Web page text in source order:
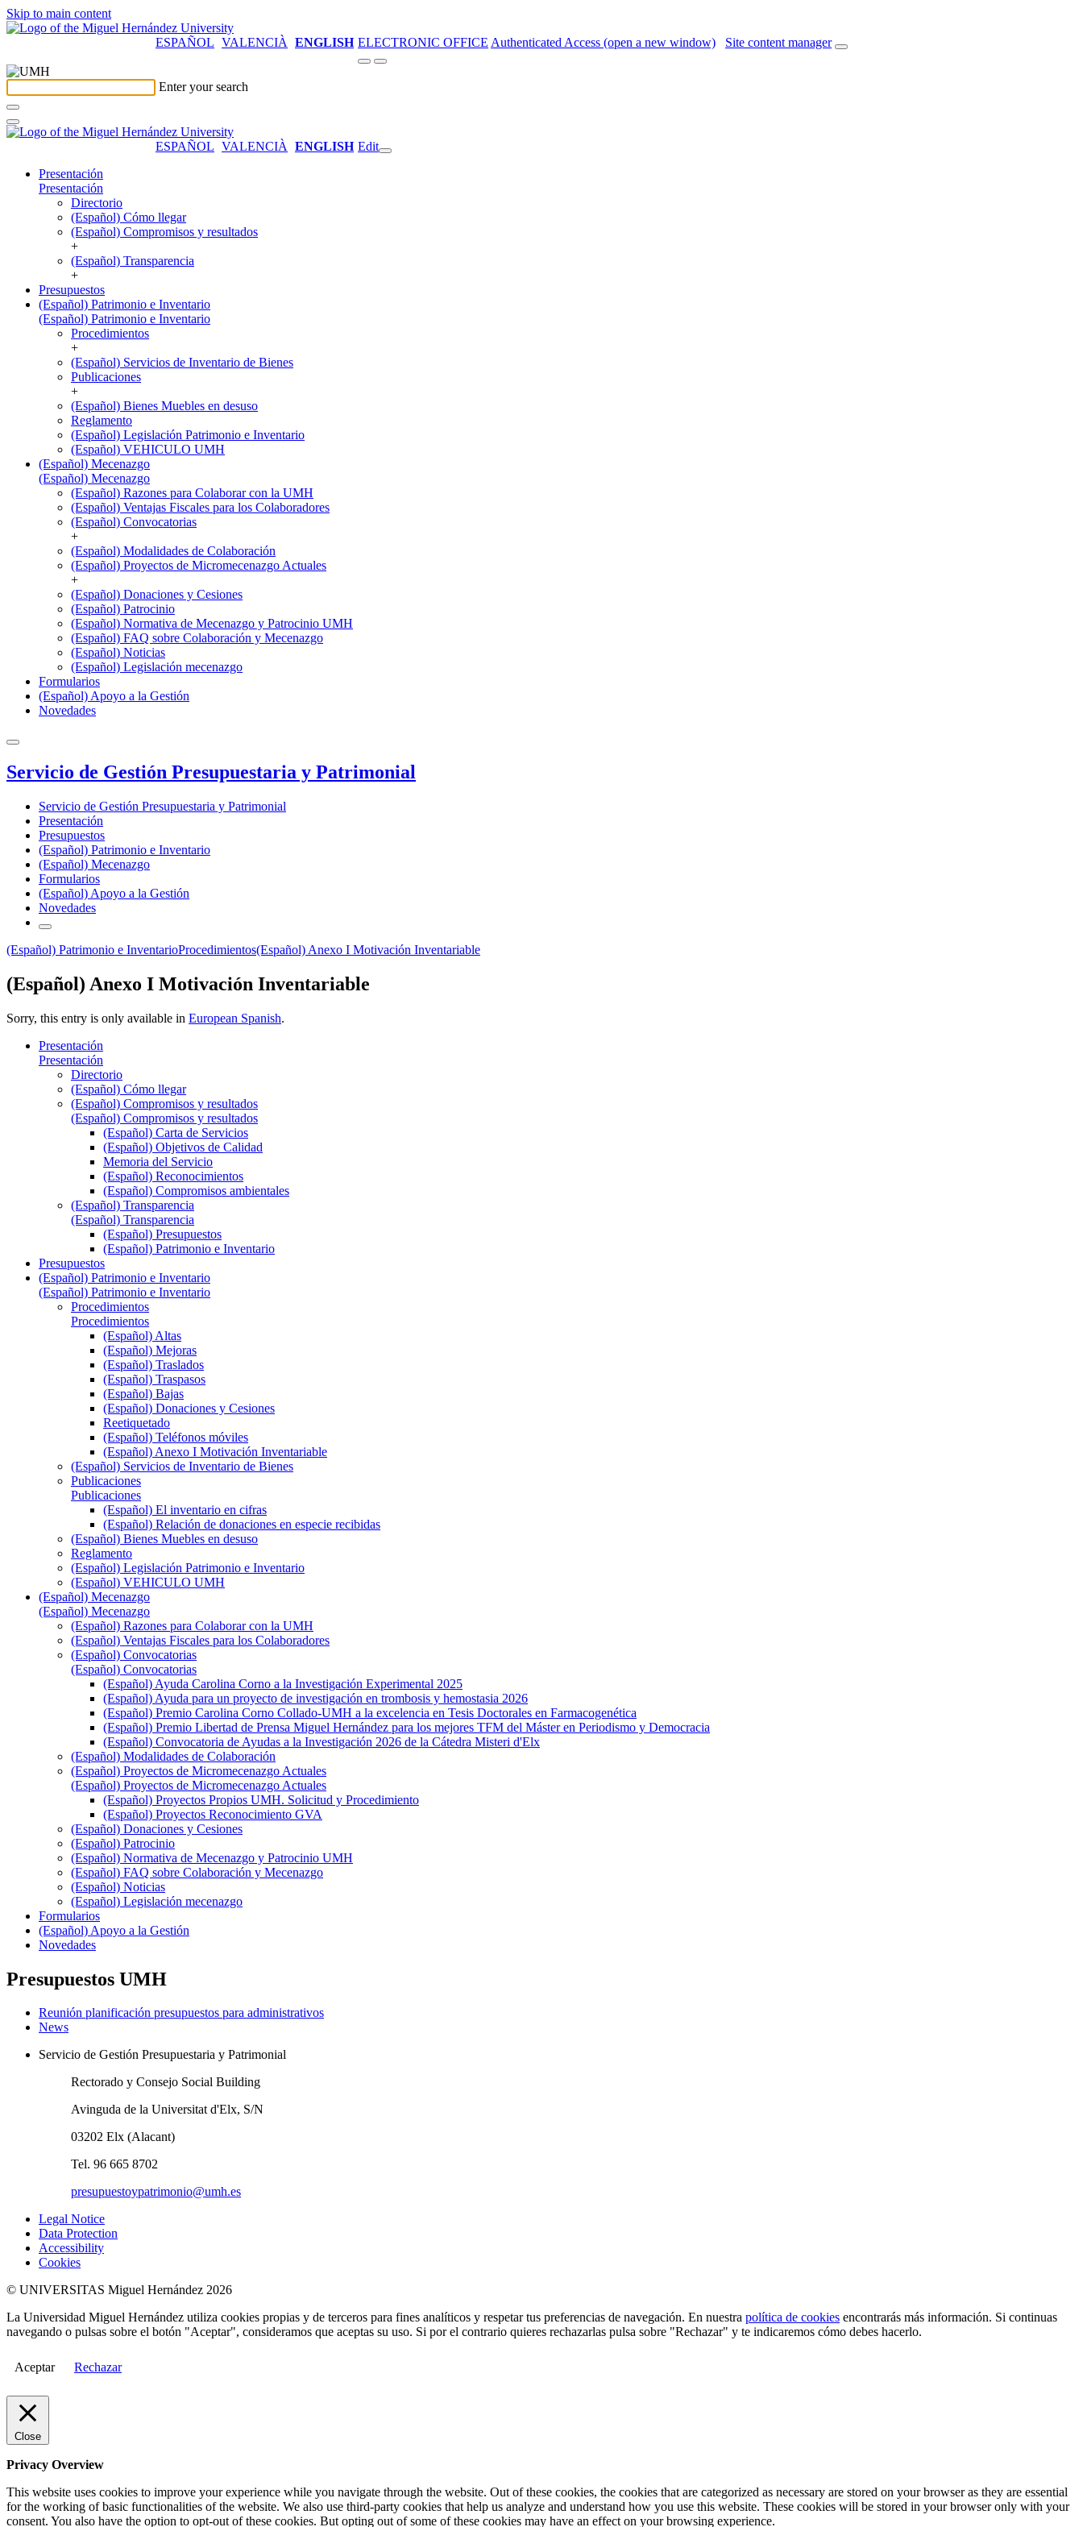
Skip to main content
ESPAÑOL VALENCIÀ ENGLISH ELECTRONIC OFFICE Authenticated Access (open a new window) Site content manager
Enter your search
ESPAÑOL VALENCIÀ ENGLISH Edit
Presentación
Presentación
Directorio
(Español) Cómo llegar
(Español) Compromisos y resultados
+
(Español) Transparencia
+
Presupuestos
(Español) Patrimonio e Inventario
(Español) Patrimonio e Inventario
Procedimientos
+
(Español) Servicios de Inventario de Bienes
Publicaciones
+
(Español) Bienes Muebles en desuso
Reglamento
(Español) Legislación Patrimonio e Inventario
(Español) VEHICULO UMH
(Español) Mecenazgo
(Español) Mecenazgo
(Español) Razones para Colaborar con la UMH
(Español) Ventajas Fiscales para los Colaboradores
(Español) Convocatorias
+
(Español) Modalidades de Colaboración
(Español) Proyectos de Micromecenazgo Actuales
+
(Español) Donaciones y Cesiones
(Español) Patrocinio
(Español) Normativa de Mecenazgo y Patrocinio UMH
(Español) FAQ sobre Colaboración y Mecenazgo
(Español) Noticias
(Español) Legislación mecenazgo
Formularios
(Español) Apoyo a la Gestión
Novedades
Servicio de Gestión Presupuestaria y Patrimonial
Servicio de Gestión Presupuestaria y Patrimonial
Presentación
Presupuestos
(Español) Patrimonio e Inventario
(Español) Mecenazgo
Formularios
(Español) Apoyo a la Gestión
Novedades
(Español) Patrimonio e InventarioProcedimientos(Español) Anexo I Motivación Inventariable
(Español) Anexo I Motivación Inventariable
Sorry, this entry is only available in European Spanish.
Presentación
Presentación
Directorio
(Español) Cómo llegar
(Español) Compromisos y resultados
(Español) Compromisos y resultados
(Español) Carta de Servicios
(Español) Objetivos de Calidad
Memoria del Servicio
(Español) Reconocimientos
(Español) Compromisos ambientales
(Español) Transparencia
(Español) Transparencia
(Español) Presupuestos
(Español) Patrimonio e Inventario
Presupuestos
(Español) Patrimonio e Inventario
(Español) Patrimonio e Inventario
Procedimientos
Procedimientos
(Español) Altas
(Español) Mejoras
(Español) Traslados
(Español) Traspasos
(Español) Bajas
(Español) Donaciones y Cesiones
Reetiquetado
(Español) Teléfonos móviles
(Español) Anexo I Motivación Inventariable
(Español) Servicios de Inventario de Bienes
Publicaciones
Publicaciones
(Español) El inventario en cifras
(Español) Relación de donaciones en especie recibidas
(Español) Bienes Muebles en desuso
Reglamento
(Español) Legislación Patrimonio e Inventario
(Español) VEHICULO UMH
(Español) Mecenazgo
(Español) Mecenazgo
(Español) Razones para Colaborar con la UMH
(Español) Ventajas Fiscales para los Colaboradores
(Español) Convocatorias
(Español) Convocatorias
(Español) Ayuda Carolina Corno a la Investigación Experimental 2025
(Español) Ayuda para un proyecto de investigación en trombosis y hemostasia 2026
(Español) Premio Carolina Corno Collado-UMH a la excelencia en Tesis Doctorales en Farmacogenética
(Español) Premio Libertad de Prensa Miguel Hernández para los mejores TFM del Máster en Periodismo y Democracia
(Español) Convocatoria de Ayudas a la Investigación 2026 de la Cátedra Misteri d'Elx
(Español) Modalidades de Colaboración
(Español) Proyectos de Micromecenazgo Actuales
(Español) Proyectos de Micromecenazgo Actuales
(Español) Proyectos Propios UMH. Solicitud y Procedimiento
(Español) Proyectos Reconocimiento GVA
(Español) Donaciones y Cesiones
(Español) Patrocinio
(Español) Normativa de Mecenazgo y Patrocinio UMH
(Español) FAQ sobre Colaboración y Mecenazgo
(Español) Noticias
(Español) Legislación mecenazgo
Formularios
(Español) Apoyo a la Gestión
Novedades
Presupuestos UMH
Reunión planificación presupuestos para administrativos
News
Servicio de Gestión Presupuestaria y Patrimonial
Rectorado y Consejo Social Building
Avinguda de la Universitat d'Elx, S/N
03202 Elx (Alacant)
Tel. 96 665 8702
presupuestoypatrimonio@umh.es
Legal Notice
Data Protection
Accessibility
Cookies
© UNIVERSITAS Miguel Hernández 2026
La Universidad Miguel Hernández utiliza cookies propias y de terceros para fines analíticos y respetar tus preferencias de navegación. En nuestra política de cookies encontrarás más información. Si continuas
navegando o pulsas sobre el botón "Aceptar", consideramos que aceptas su uso. Si por el contrario quieres rechazarlas pulsa sobre "Rechazar" y te indicaremos cómo debes hacerlo.
Aceptar Rechazar
Close
Privacy Overview
This website uses cookies to improve your experience while you navigate through the website. Out of these cookies, the cookies that are categorized as necessary are stored on your browser as they are essential
for the working of basic functionalities of the website. We also use third-party cookies that help us analyze and understand how you use this website. These cookies will be stored in your browser only with your
consent. You also have the option to opt-out of these cookies. But opting out of some of these cookies may have an effect on your browsing experience.